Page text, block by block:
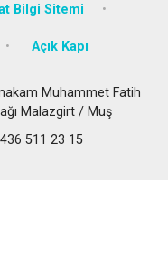
Bilgi Sitemi
Açık Kapı
Muhammet Fatih
Malazgirt / Muş
511 23 15